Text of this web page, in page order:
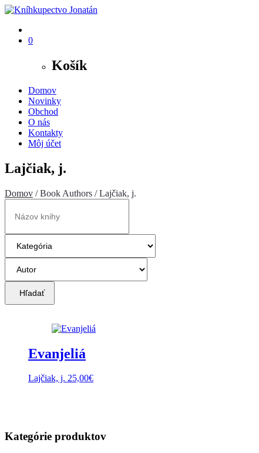
0
Košík
Domov
Novinky
Obchod
O nás
Kontakty
Môj účet
Lajčiak, j.
Domov / Book Authors / Lajčiak, j.
Hľadať
Evanjeliá
Lajčiak, j. 25,00€
Kategórie produktov